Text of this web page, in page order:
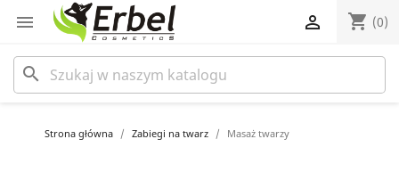
 shopping_cart (0)

search
Strona główna Zabiegi na twarz Masaż twarzy